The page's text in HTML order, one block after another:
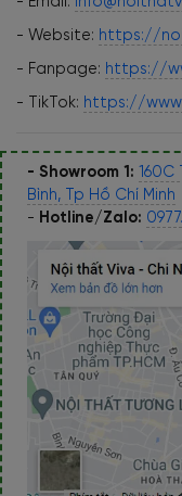
- Website: https://
- Fanpage: https://
- TikTok: https://
- Showroom 1: 160C
Bình, Tp Hồ Chí Minh
- Hotline/Zalo: